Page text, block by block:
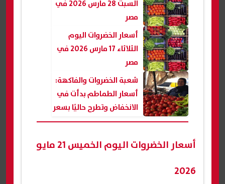
السبت 28 مارس 2026 في
مصر
أسعار الخضروات اليوم
الثلاثاء 17 مارس 2026 في
مصر
شعبة الخضروات والفاكهة:
أسعار الطماطم بدأت في
الانخفاض وتطرح حاليًا بسعر
التكلفة
أسعار الخضروات اليوم الخميس 21 مايو
2026